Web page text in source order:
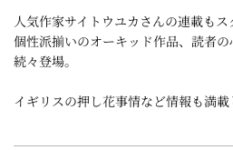
人気作家サイトウユカさんの連載も
個性派揃いのオーキッド作品、読者
続々登場。
イギリスの押し花事情など情報も満載